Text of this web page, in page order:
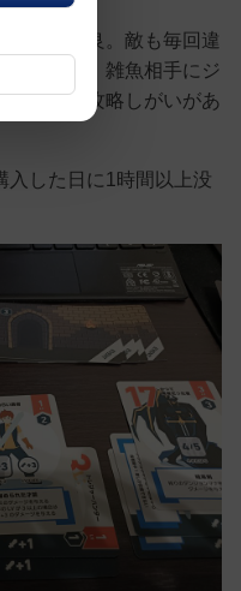
ステムも良。敵も毎回違
もあれば、雑魚相手にジ
もあり、攻略しがいがあ
入した日に1時間以上没